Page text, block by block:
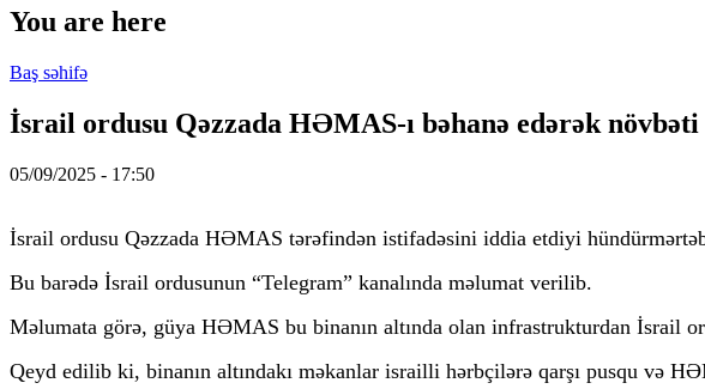
You are here
Baş səhifə
İsrail ordusu Qəzzada HƏMAS-ı bəhanə edərək
05/09/2025 - 17:50
İsrail ordusu Qəzzada HƏMAS tərəfindən istifadəsini iddia etdiyi
Bu barədə İsrail ordusunun “Telegram” kanalında məlumat verilib.
Məlumata görə, güya HƏMAS bu binanın altında olan infrastrukturdan İsrail
Qeyd edilib ki, binanın altındakı məkanlar israilli hərbçilərə qarşı pusqu və